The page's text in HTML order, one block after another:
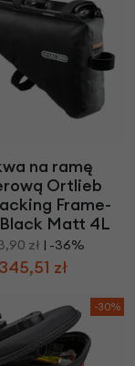
na ramę
Ortlieb
Frame-
Matt 4L
zł | -36%
345,51 zł
-30%